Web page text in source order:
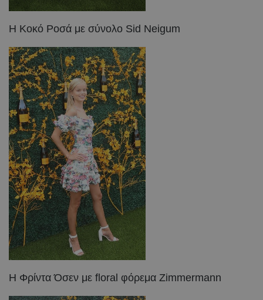
Η Κοκό Ροσά με σύνολο Sid Neigum
Η Φρίντα Όσεν με floral φόρεμα Zimmermann